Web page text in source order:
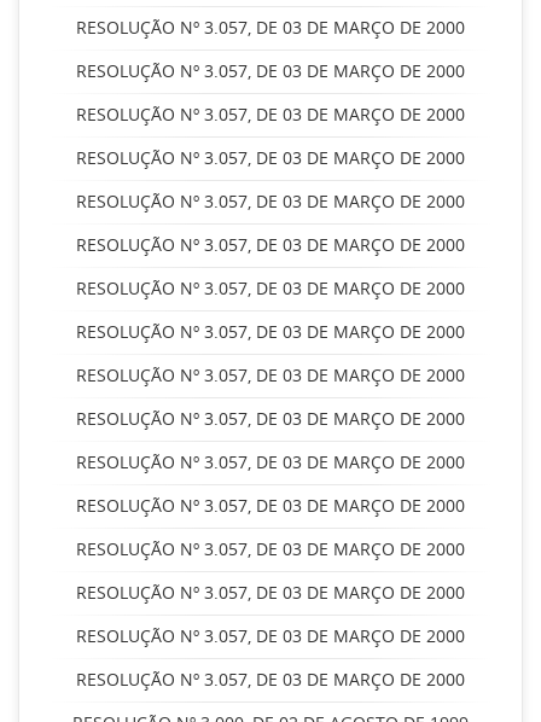
RESOLUÇÃO Nº 3.057, DE 03 DE MARÇO DE 2000
RESOLUÇÃO Nº 3.057, DE 03 DE MARÇO DE 2000
RESOLUÇÃO Nº 3.057, DE 03 DE MARÇO DE 2000
RESOLUÇÃO Nº 3.057, DE 03 DE MARÇO DE 2000
RESOLUÇÃO Nº 3.057, DE 03 DE MARÇO DE 2000
RESOLUÇÃO Nº 3.057, DE 03 DE MARÇO DE 2000
RESOLUÇÃO Nº 3.057, DE 03 DE MARÇO DE 2000
RESOLUÇÃO Nº 3.057, DE 03 DE MARÇO DE 2000
RESOLUÇÃO Nº 3.057, DE 03 DE MARÇO DE 2000
RESOLUÇÃO Nº 3.057, DE 03 DE MARÇO DE 2000
RESOLUÇÃO Nº 3.057, DE 03 DE MARÇO DE 2000
RESOLUÇÃO Nº 3.057, DE 03 DE MARÇO DE 2000
RESOLUÇÃO Nº 3.057, DE 03 DE MARÇO DE 2000
RESOLUÇÃO Nº 3.057, DE 03 DE MARÇO DE 2000
RESOLUÇÃO Nº 3.057, DE 03 DE MARÇO DE 2000
RESOLUÇÃO Nº 3.057, DE 03 DE MARÇO DE 2000